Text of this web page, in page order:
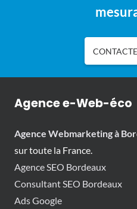
Agence e-Web-éco
Agence Webmarketing à
sur toute la France.
Agence SEO Bordeaux
Consultant SEO Bordeaux
Ads Google